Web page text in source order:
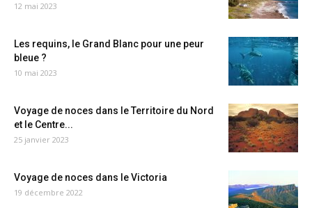
12 mai 2023
Les requins, le Grand Blanc pour une peur
bleue ?
10 mai 2023
Voyage de noces dans le Territoire du Nord
et le Centre...
25 janvier 2023
Voyage de noces dans le Victoria
19 décembre 2022